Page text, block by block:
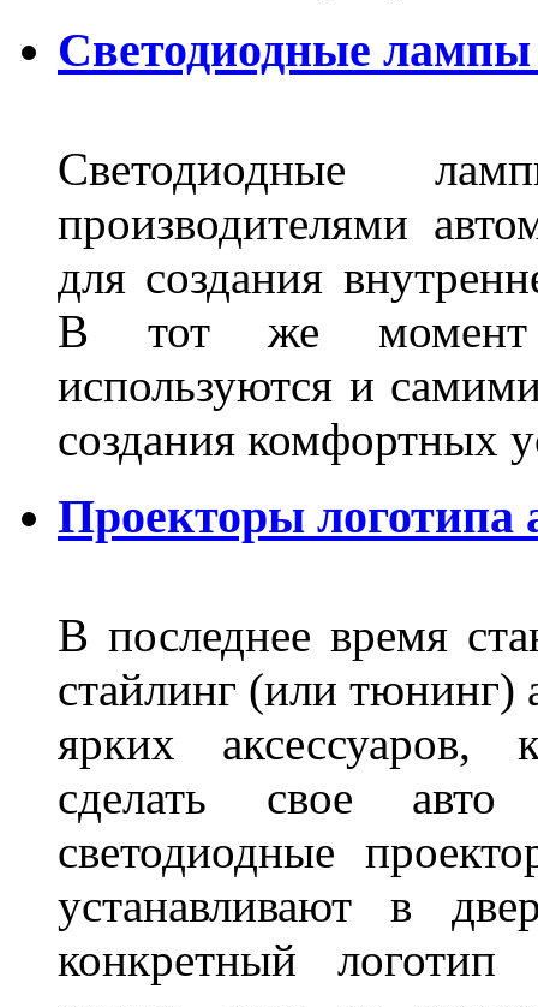
Светодиодные
Светодиодные
производителями
для создания
В тот же момент
используются и
создания комфортных
Проекторы логотипа
В последнее время
стайлинг (или тюнинг)
ярких аксессуаров,
сделать свое
светодиодные
устанавливают в
конкретный логотип